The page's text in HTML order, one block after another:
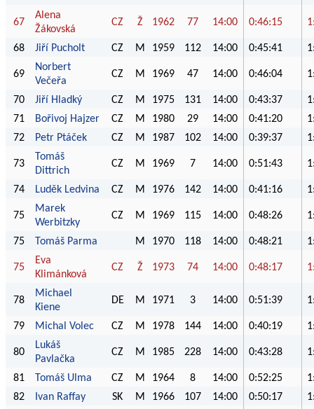
67
Alena
Žákovská
CZ Ž 1962 77 14:00 0:46:15
68 Jiří Pucholt CZ M 1959 112 14:00 0:45:41
69
Norbert
Večeřa
CZ M 1969 47 14:00 0:46:04
70 Jiří Hladký CZ M 1975 131 14:00 0:43:37
71
Bořivoj Hajzer CZ M 1980 29 14:00 0:41:20
72
Petr Ptáček CZ M 1987 102 14:00 0:39:37
73
Tomáš
Dittrich
CZ M 1969 7 14:00 0:51:43
74 Luděk Ledvina CZ M 1976 142 14:00 0:41:16
75
Marek
Werbitzky
CZ M 1969 115 14:00 0:48:26
75 Tomáš Parma M 1970 118 14:00 0:48:21
75
Eva
Klimánková
CZ Ž 1973 74 14:00 0:48:17
78
Michael
Kiene
DE M 1971 3 14:00 0:51:39
79 Michal Volec CZ M 1978 144 14:00 0:40:19
80
Lukáš
Pavlačka
CZ M 1985 228 14:00 0:43:28
81 Tomáš Ulma CZ M 1964 8 14:00 0:52:25
82
Ivan Raffay SK M 1966 107 14:00 0:50:17